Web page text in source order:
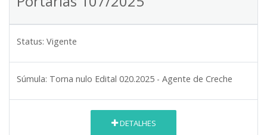
Status: Vigente
Súmula: Torna nulo Edital 020.2025 - Agente de Creche
DETALHES